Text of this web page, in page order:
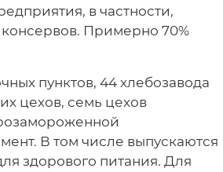
в частности,
Примерно 70%
пунктов, 44 хлебозавода
цехов, семь цехов
В том числе выпускаются
здорового питания. Для